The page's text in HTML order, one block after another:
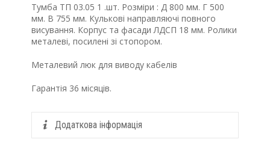
Тумба ТП 03.05 1 .шт. Розміри : Д 800 мм. Г 500
мм. В 755 мм. Кулькові направляючі повного
висування. Корпус та фасади ЛДСП 18 мм. Ролики
металеві, посилені зі стопором.
Металевий люк для виводу кабелів
Гарантія 36 місяців.
Додаткова інформація